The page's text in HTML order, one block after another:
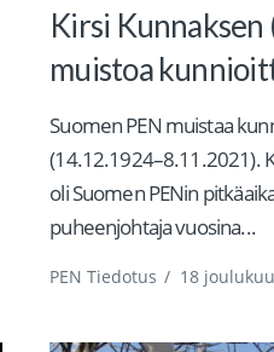
Kirsi
muistoa
Suomen PEN muistaa
(14.12.1924–8.11.2021).
oli Suomen PENin
puheenjohtaja vuosina...
PEN Tiedotus / 18